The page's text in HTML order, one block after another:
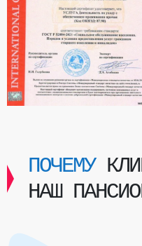
ПОЧЕМУ
НАШ